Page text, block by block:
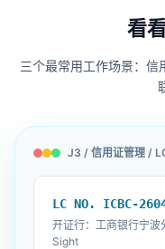
看
三个最常用工作场景：
J3 / 信用证管理 /
LC NO. ICBC-
开证行：工商银行宁波
Sight